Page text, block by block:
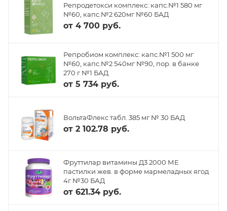
Репродетокси комплекс: капс.№1 580 мг
№60, капс.№2 620мг №60 БАД
от 4 700 руб.
Репробиом комплекс: капс.№1 500 мг
№60, капс.№2 540мг №90, пор. в банке
270 г №1 БАД
от 5 734 руб.
ВольтаФлекс табл. 385 мг № 30 БАД
от 2 102.78 руб.
Фруттилар витамины Д3 2000 МЕ
пастилки жев. в форме мармеладных ягод
4г №30 БАД
от 621.34 руб.